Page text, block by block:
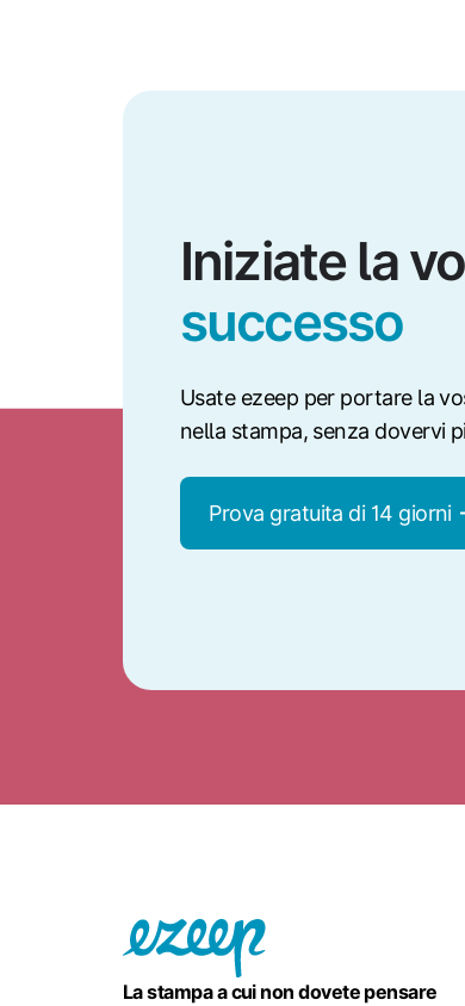
Iniziate la
successo
Usate ezeep per portare la
nella stampa, senza dovervi
Prova gratuita di 14 giorni
La stampa a cui non dovete pensare